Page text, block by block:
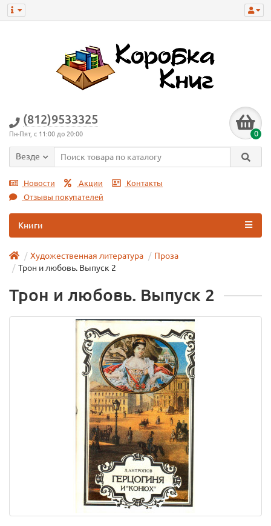
(812)9533325
Пн-Пят, с 11:00 до 20:00 0
Везде
Новости Акции
Контакты
Отзывы покупателей
Книги
Художественная литература
Проза
Трон и любовь. Выпуск 2
Трон и любовь. Выпуск 2